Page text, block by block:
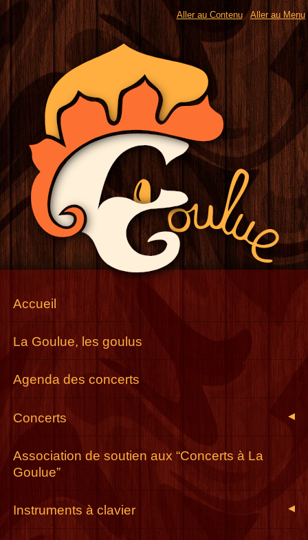
Aller au Contenu Aller au Menu
Accueil
La Goulue, les goulus
Agenda des concerts
◀
Concerts
Association de soutien aux “Concerts à La
Goulue”
◀
Instruments à clavier